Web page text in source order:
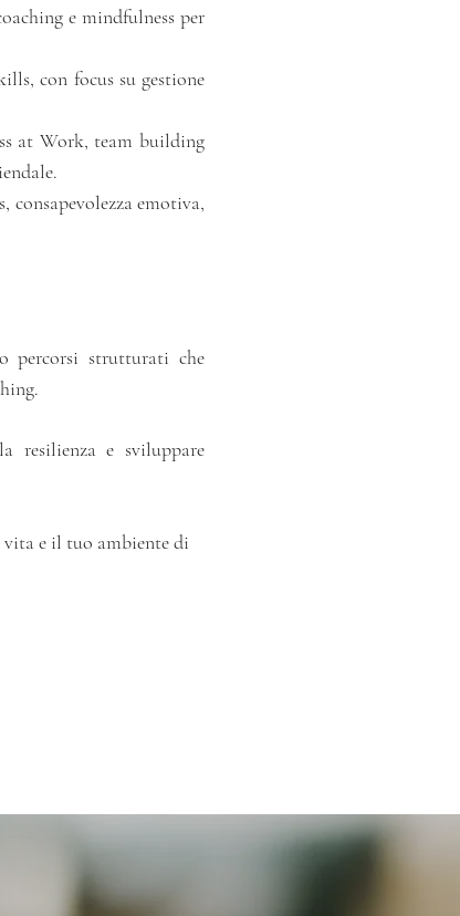
e mindfulness per
con focus su gestione
at Work, team building
consapevolezza emotiva,
percorsi strutturati che
resilienza e sviluppare
vita e il tuo ambiente di